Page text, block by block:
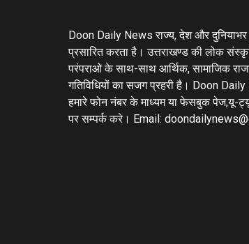
Doon Daily News राज्य, देश और
प्रसारित करता है। उत्तराखण्ड की लोक
परंपराओ के साथ-साथ आर्थिक, सामाजिक
गतिविधियों का सजग प्रहरी है। Doon
हमारे फोन नंबर के माध्यम या फेसबुक पेज,यू-
पर सम्पर्क करे। Email: